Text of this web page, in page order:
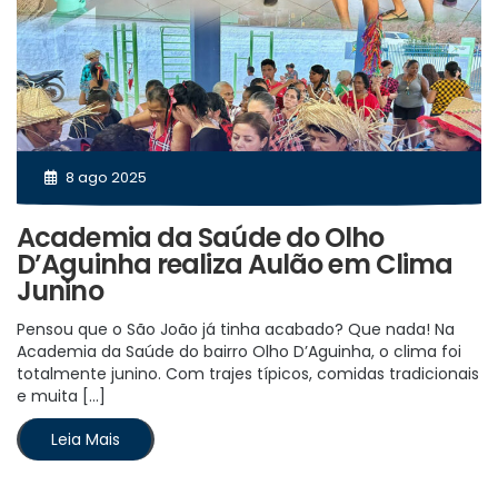
8 ago 2025
Academia da Saúde do Olho
D’Aguinha realiza Aulão em Clima
Junino
Pensou que o São João já tinha acabado? Que nada! Na
Academia da Saúde do bairro Olho D’Aguinha, o clima foi
totalmente junino. Com trajes típicos, comidas tradicionais
e muita […]
Leia Mais